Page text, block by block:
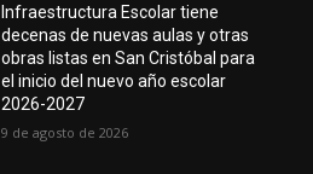
Infraestructura Escolar tiene
decenas de nuevas aulas y otras
obras listas en San Cristóbal para
el inicio del nuevo año escolar
2026-2027
9 de agosto de 2026